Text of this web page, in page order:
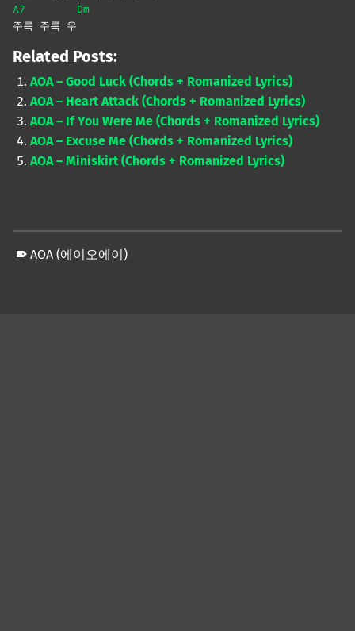
A7
주륵 주륵 우
Dm
Related Posts:
AOA – Good Luck (Chords + Romanized Lyrics)
AOA – Heart Attack (Chords + Romanized Lyrics)
AOA – If You Were Me (Chords + Romanized Lyrics)
AOA – Excuse Me (Chords + Romanized Lyrics)
AOA – Miniskirt (Chords + Romanized Lyrics)
AOA (에이오에이)